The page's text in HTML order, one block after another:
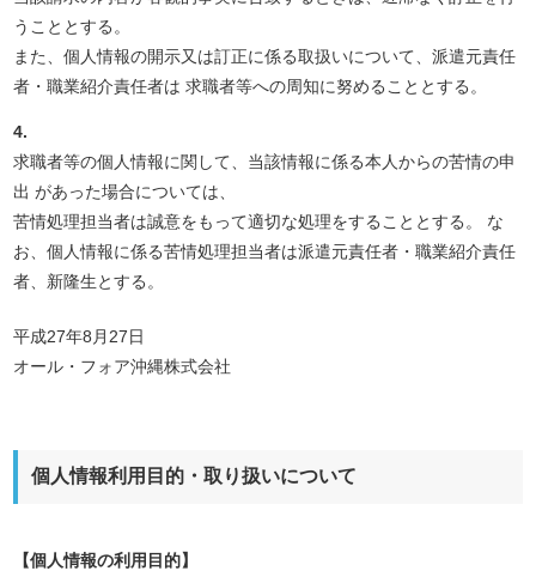
うこととする。
また、個人情報の開示又は訂正に係る取扱いについて、派遣元責任
者・職業紹介責任者は 求職者等への周知に努めることとする。
4.
求職者等の個人情報に関して、当該情報に係る本人からの苦情の申
出 があった場合については、
苦情処理担当者は誠意をもって適切な処理をすることとする。 な
お、個人情報に係る苦情処理担当者は派遣元責任者・職業紹介責任
者、新隆生とする。
平成27年8月27日
オール・フォア沖縄株式会社
個人情報利用目的・取り扱いについて
【個人情報の利用目的】